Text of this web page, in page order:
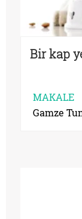
Bir kap
MAKALE
Gamze